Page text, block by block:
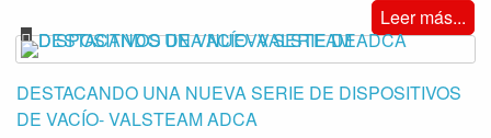
Leer más...
DESTACANDO UNA NUEVA SERIE DE DISPOSITIVOS
DE VACÍO- VALSTEAM ADCA